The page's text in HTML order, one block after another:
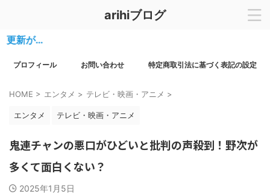
arihiブログ
…
プロフィール お問い合わせ 特定商取引法に基づく表記の設定
HOME > エンタメ > テレビ・映画・アニメ >
エンタメ テレビ・映画・アニメ
鬼連チャンの悪口がひどいと批判の声殺到！野次が
多くて面白くない？
2025年1月5日